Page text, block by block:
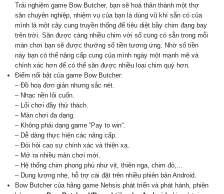
Trải nghiệm game Bow Butcher, bạn sẽ hoá thân thành một thợ
săn chuyên nghiệp, nhiệm vụ của bạn là dùng vũ khí sẵn có của
mình là một cây cung truyền thống để tiêu diệt bầy chim đang bay
trên trời. Săn được càng nhiều chim với số cung có sẵn trong mỗi
màn chơi bạn sẽ được thưởng số tiền tương ứng. Nhờ số tiền
này bạn có thể nâng cấp cung của mình ngày một mạnh mẽ và
chính xác hơn để có thể săn được nhiều loại chim quý hơn.
Điểm nổi bật của game Bow Butcher:
– Đồ hoạ đơn giản nhưng sắc nét.
– Nhạc nền lôi cuốn.
– Lối chơi đầy thử thách.
– Màn chơi đa dạng.
– Không phải dạng game “Pay to win”.
– Dễ dàng thực hiện các nâng cấp.
– Đòi hỏi cao sự chính xác và thiện xạ.
– Mở ra nhiều màn chơi mới.
– Hệ thống chim phong phú như vịt, thiên nga, chim đỏ,…
– Dung lượng nhẹ, hỗ trợ cài đặt trên nhiều phiên bản Android.
Bow Butcher của hãng game Nehsis phát triển và phát hành, phiên